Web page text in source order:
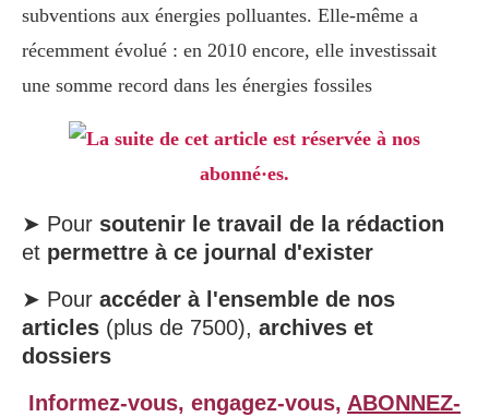
subventions aux énergies polluantes. Elle-même a
récemment évolué : en 2010 encore, elle investissait
une somme record dans les énergies fossiles
La suite de cet article est réservée à nos
abonné·es.
➤ Pour soutenir le travail de la rédaction
et permettre à ce journal d'exister
➤ Pour accéder à l'ensemble de nos
articles (plus de 7500), archives et
dossiers
Informez-vous, engagez-vous, ABONNEZ-